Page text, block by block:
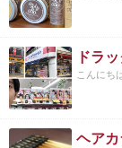
こんにち